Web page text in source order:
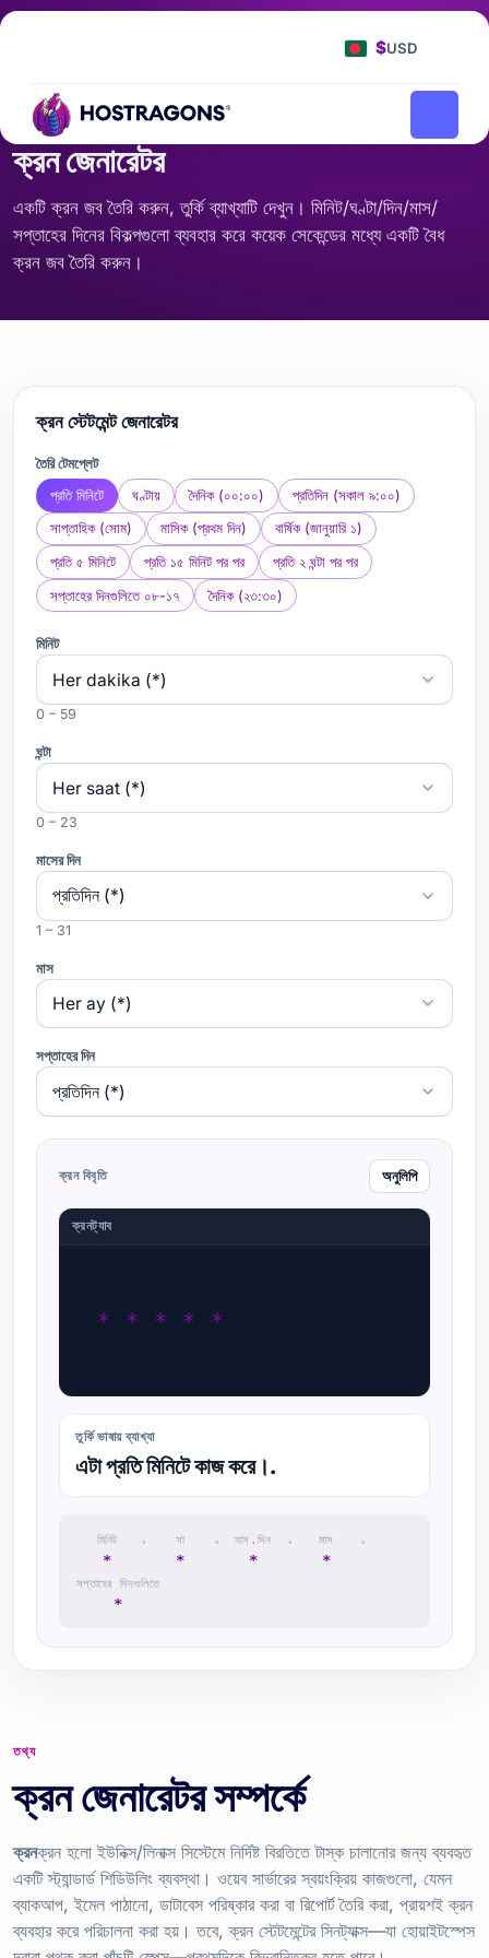
$USD
ক্রন জেনারেটর
একটি ক্রন জব তৈরি করুন, তুর্কি ব্যাখ্যাটি দেখুন। মিনিট/ঘণ্টা/দিন/মাস/
সপ্তাহের দিনের বিকল্পগুলো ব্যবহার করে কয়েক সেকেন্ডের মধ্যে একটি বৈধ
ক্রন জব তৈরি করুন।
ক্রন স্টেটমেন্ট জেনারেটর
তৈরি টেমপ্লেট
প্রতি মিনিটে ঘণ্টায় দৈনিক (০০:০০) প্রতিদিন (সকাল ৯:০০)
সাপ্তাহিক (সোম) মাসিক (প্রথম দিন) বার্ষিক (জানুয়ারি ১)
প্রতি ৫ মিনিটে প্রতি ১৫ মিনিট পর পর প্রতি ২ ঘন্টা পর পর
সপ্তাহের দিনগুলিতে ০৮-১৭ দৈনিক (২৩:৩০)
মিনিট
0 – 59
ঘন্টা
0 – 23
মাসের দিন
1 – 31
মাস
সপ্তাহের দিন
ক্রন বিবৃতি অনুলিপি
ক্রনট্যাব
* * * * *
তুর্কি ভাষায় ব্যাখ্যা
এটা প্রতি মিনিটে কাজ করে।.
মিনিট
*
· সা
*
· মাস.দিন
*
· মাস
*
·
সপ্তাহের দিনগুলিতে
*
তথ্য
ক্রন জেনারেটর সম্পর্কে
ক্রনক্রন হলো ইউনিক্স/লিনাক্স সিস্টেমে নির্দিষ্ট বিরতিতে টাস্ক চালানোর জন্য ব্যবহৃত
একটি স্ট্যান্ডার্ড শিডিউলিং ব্যবস্থা। ওয়েব সার্ভারের স্বয়ংক্রিয় কাজগুলো, যেমন
ব্যাকআপ, ইমেল পাঠানো, ডাটাবেস পরিষ্কার করা বা রিপোর্ট তৈরি করা, প্রায়শই ক্রন
ব্যবহার করে পরিচালনা করা হয়। তবে, ক্রন স্টেটমেন্টের সিনট্যাক্স—যা হোয়াইটস্পেস